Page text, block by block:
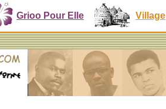
Grioo Pour Elle Village